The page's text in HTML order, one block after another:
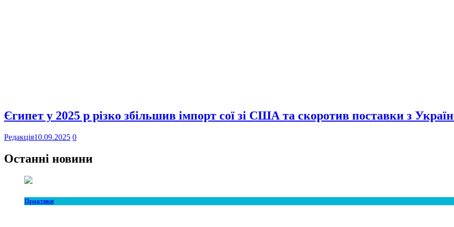
Єгипет у 2025 р різко збільшив імпорт сої зі США та скоротив поставки з
Редакція10.09.2025 0
Останні новини
Практики